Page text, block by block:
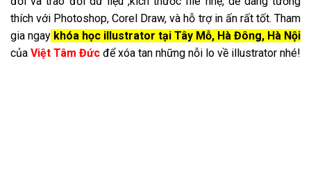
của
Việt Tâm Đức để xóa tan những nỗi lo về illustrator nhé!